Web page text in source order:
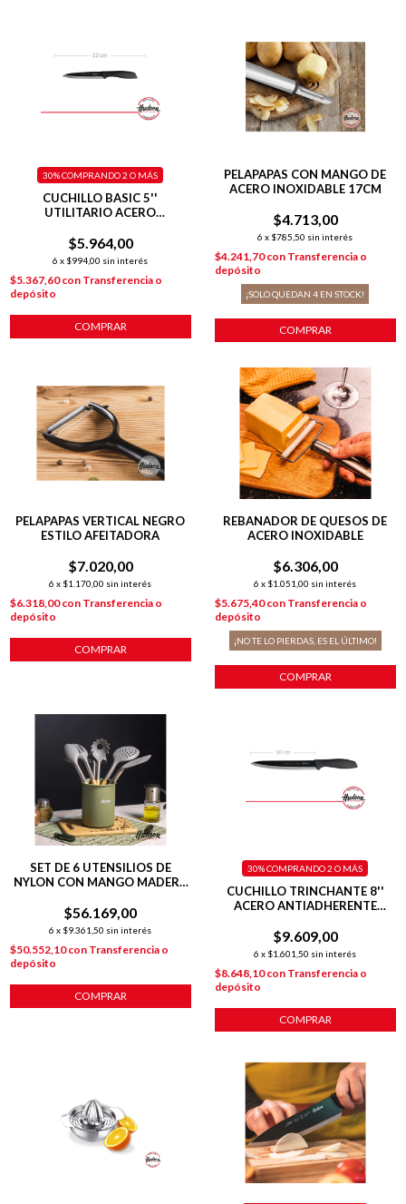
CUCHILLO BASIC 5''
UTILITARIO ACERO
$5.964,00
6 x $994,00 sin interés
30%COMPRANDO 2 O MÁS
$5.367,60con Transferencia o
depósito
COMPRAR
PELAPAPAS CON MANGO DE
ACERO INOXIDABLE 17CM
$4.713,00
6 x $785,50 sin interés
$4.241,70con Transferencia o
depósito
¡SOLO QUEDAN4 EN STOCK!
COMPRAR
PELAPAPAS VERTICAL NEGRO
ESTILO AFEITADORA
$7.020,00
6 x $1.170,00 sin interés
$6.318,00con Transferencia o
depósito
COMPRAR
REBANADOR DE QUESOS DE
ACERO INOXIDABLE
$6.306,00
6 x $1.051,00 sin interés
$5.675,40con Transferencia o
depósito
¡NO TE LO PIERDAS, ES EL ÚLTIMO!
COMPRAR
SET DE 6 UTENSILIOS DE
NYLON CON MANGO MADERA
$56.169,00
6 x $9.361,50 sin interés
$50.552,10con Transferencia o
depósito
COMPRAR
CUCHILLO TRINCHANTE 8''
ACERO ANTIADHERENTE
$9.609,00
6 x $1.601,50 sin interés
30%COMPRANDO 2 O MÁS
$8.648,10con Transferencia o
depósito
COMPRAR